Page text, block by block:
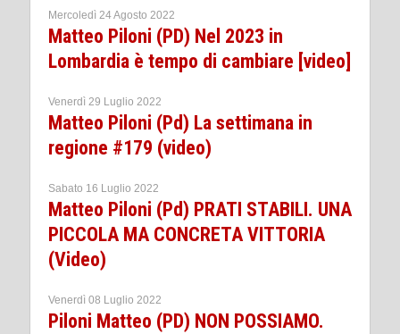
Mercoledì 24 Agosto 2022
Matteo Piloni (PD) Nel 2023 in
Lombardia è tempo di cambiare [video]
Venerdì 29 Luglio 2022
Matteo Piloni (Pd) La settimana in
regione #179 (video)
Sabato 16 Luglio 2022
Matteo Piloni (Pd) PRATI STABILI. UNA
PICCOLA MA CONCRETA VITTORIA
(Video)
Venerdì 08 Luglio 2022
Piloni Matteo (PD) NON POSSIAMO.